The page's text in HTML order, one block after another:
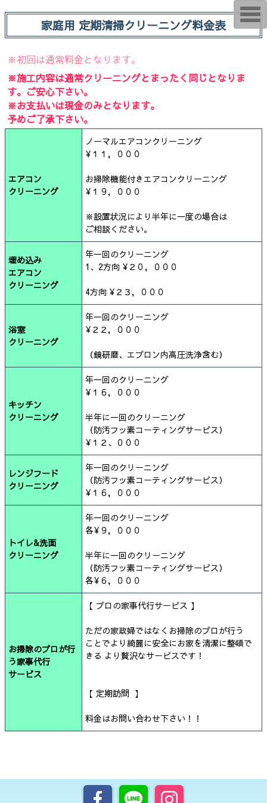
家庭用 定期清掃クリーニング料金表
※初回は通常料金となります。
※施工内容は通常クリーニングとまったく同じとなりま
す。ご安心下さい。
※お支払いは現金のみとなります。
予めご了承下さい。
エアコン
クリーニング
ノーマルエアコンクリーニング
¥１１，０００
お掃除機能付きエアコンクリーニング
¥１９，０００
※設置状況により半年に一度の場合は
ご相談ください。
埋め込み
エアコン
クリーニング
年一回のクリーニング
1、2方向 ¥２０，０００
4方向 ¥２３，０００
浴室
クリーニング
年一回のクリーニング
¥２２，０００
（鏡研磨、エプロン内高圧洗浄含む）
キッチン
クリーニング
年一回のクリーニング
¥１６，０００
半年に一回のクリーニング
（防汚フッ素コーティングサービス）
¥１２、０００
レンジフード
クリーニング
年一回のクリーニング
（防汚フッ素コーティングサービス）
¥１６，０００
トイレ&洗面
クリーニング
年一回のクリーニング
各¥９，０００
半年に一回のクリーニング
（防汚フッ素コーティングサービス）
各¥６，０００
お掃除のプロが行
う家事代行
サービス
【 プロの家事代行サービス 】
ただの家政婦ではなくお掃除のプロが行う
ことでより綺麗に安全にお家を清潔に整頓で
きる より贅沢なサービスです！
【 定期訪問 】
料金はお問い合わせ下さい！！
T
o
g
g
i